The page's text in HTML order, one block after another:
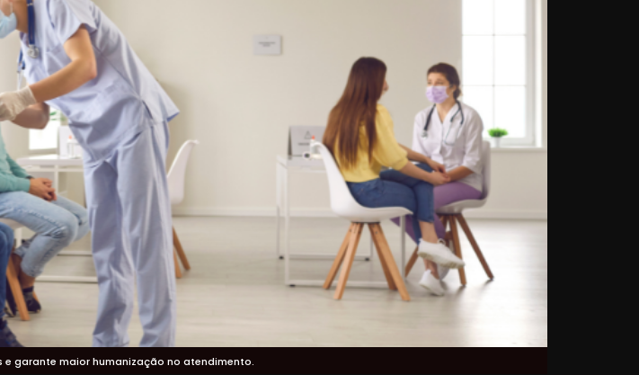
e garante maior humanização no atendimento.